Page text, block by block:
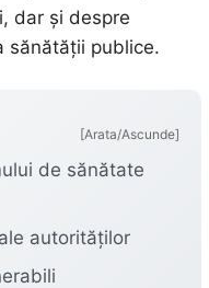
dar și despre
sănătății publice.
[Arata/Ascunde]
de sănătate
autorităților